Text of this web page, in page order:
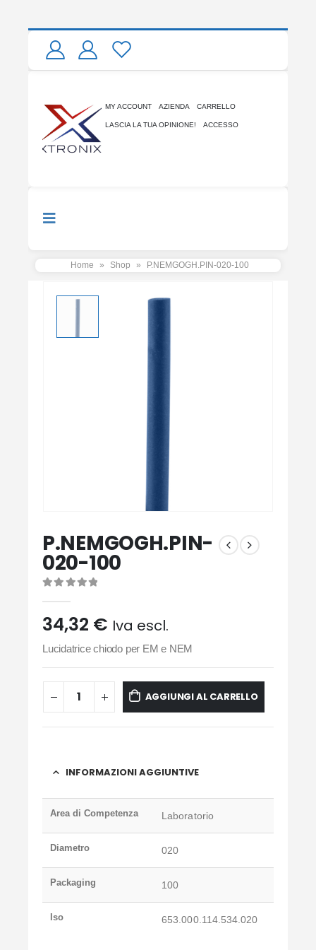
MY ACCOUNT AZIENDA CARRELLO
LASCIA LA TUA OPINIONE! ACCESSO
Home » Shop » P.NEMGOGH.PIN-020-100
P.NEMGOGH.PIN-
020-100
34,32 € Iva escl.
Lucidatrice chiodo per EM e NEM
AGGIUNGI AL CARRELLO
INFORMAZIONI AGGIUNTIVE
Area di Competenza Laboratorio
Diametro 020
Packaging 100
Iso 653.000.114.534.020